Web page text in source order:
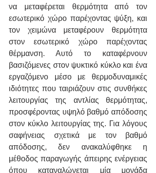
να μεταφέρεται θερμότητα από τον
εσωτερικό χώρο παρέχοντας ψύξη, και
τον χειμώνα μεταφέρουν θερμότητα
στον εσωτερικό χώρο παρέχοντας
θέρμανση. Αυτό το καταφέρνουν
βασιζόμενες στον ψυκτικό κύκλο και ένα
εργαζόμενο μέσο με θερμοδυναμικές
ιδιότητες που ταιριάζουν στις συνθήκες
λειτουργίας της αντλίας θερμότητας,
προσφέροντας υψηλό βαθμό απόδοσης
στον κύκλο λειτουργίας της. Για λόγους
σαφήνειας σχετικά με τον βαθμό
απόδοσης, δεν ανακαλύφθηκε η
μέθοδος παραγωγής άπειρης ενέργειας
όπου καταναλώνεται μία μονάδα